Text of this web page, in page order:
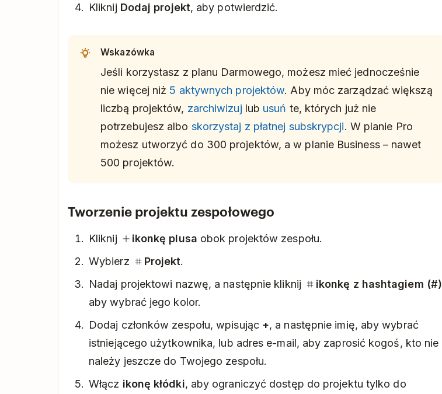
Kliknij Dodaj projekt, aby potwierdzić.
Wskazówka
Jeśli korzystasz z planu Darmowego, możesz mieć jednocześnie
nie więcej niż 5 aktywnych projektów. Aby móc zarządzać większą
liczbą projektów, zarchiwizuj lub usuń te, których już nie
potrzebujesz albo skorzystaj z płatnej subskrypcji. W planie Pro
możesz utworzyć do 300 projektów, a w planie Business – nawet
500 projektów.
Tworzenie projektu zespołowego
Kliknij ikonkę plusa obok projektów zespołu.
Wybierz
Projekt.
Nadaj projektowi nazwę, a następnie kliknij
ikonkę z hashtagiem (#)
aby wybrać jego kolor.
Dodaj członków zespołu, wpisując +, a następnie imię, aby wybrać
istniejącego użytkownika, lub adres e-mail, aby zaprosić kogoś, kto nie
należy jeszcze do Twojego zespołu.
Włącz ikonę kłódki, aby ograniczyć dostęp do projektu tylko do